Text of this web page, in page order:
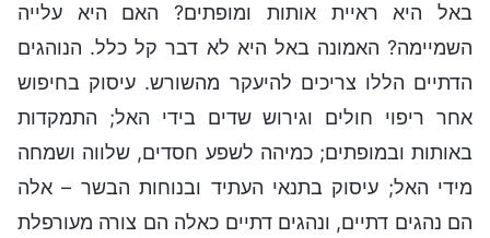
באל היא ראיית אותות ומופתים? האם היא עלייה
השמיימה? האמונה באל היא לא דבר קל כלל. הנוהגים
הדתיים הללו צריכים להיעקר מהשורש. עיסוק בחיפוש
אחר ריפוי חולים וגירוש שדים בידי האל; התמקדות
באותות ובמופתים; כמיהה לשפע חסדים, שלווה ושמחה
מידי האל; עיסוק בתנאי העתיד ובנוחות הבשר – אלה
הם נהגים דתיים, ונהגים דתיים כאלה הם צורה מעורפלת